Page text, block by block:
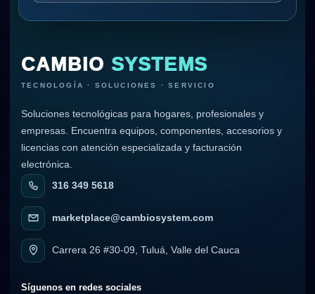
CAMBIO SYSTEMS
TECNOLOGÍA · SOLUCIONES · SERVICIO
Soluciones tecnológicas para hogares, profesionales y
empresas. Encuentra equipos, componentes, accesorios y
licencias con atención especializada y facturación
electrónica.
316 349 5618
marketplace@cambiosystem.com
Carrera 26 #30-09, Tuluá, Valle del Cauca
Síguenos en redes sociales